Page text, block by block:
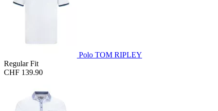
Polo TOM RIPLEY
Regular Fit
CHF 139.90